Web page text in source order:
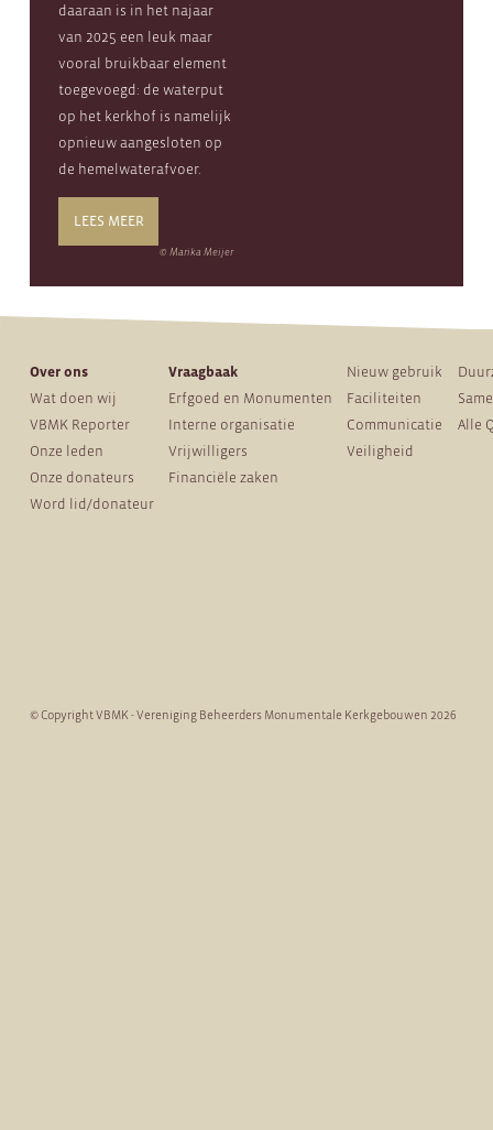
daaraan is in het najaar
van 2025 een leuk maar
vooral bruikbaar element
toegevoegd: de waterput
op het kerkhof is namelijk
opnieuw aangesloten op
de hemelwaterafvoer.
LEES MEER
© Marika Meijer
Over ons
Wat doen wij
VBMK Reporter
Onze leden
Onze donateurs
Word lid/donateur
Vraagbaak
Erfgoed en Monumenten
Interne organisatie
Vrijwilligers
Financiële zaken
Nieuw gebruik
Faciliteiten
Communicatie
Veiligheid
Alle
© Copyright VBMK - Vereniging Beheerders Monumentale Kerkgebouwen 2026